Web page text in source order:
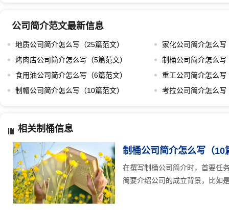
公司简介范文最新信息
地质公司简介怎么写（25篇范文）
家化公司简介怎么写
烤肉店公司简介怎么写（5篇范文）
制桶公司简介怎么写
食用油公司简介怎么写（6篇范文）
重工公司简介怎么写
制帽公司简介怎么写（10篇范文）
考拉公司简介怎么写
相关制桶信息
制桶公司简介怎么写（10
在撰写制桶公司简介时，首要任
简要介绍公司的成立背景，比如